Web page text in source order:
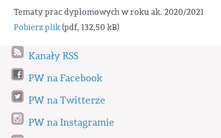
Tematy prac dyplomowych w roku ak. 2020/2021
Pobierz plik(pdf, 132,50 kB)
Kanały RSS
PW na Facebook
PW na Twitterze
PW na Instagramie